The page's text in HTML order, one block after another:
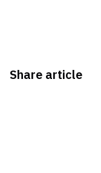
Share article